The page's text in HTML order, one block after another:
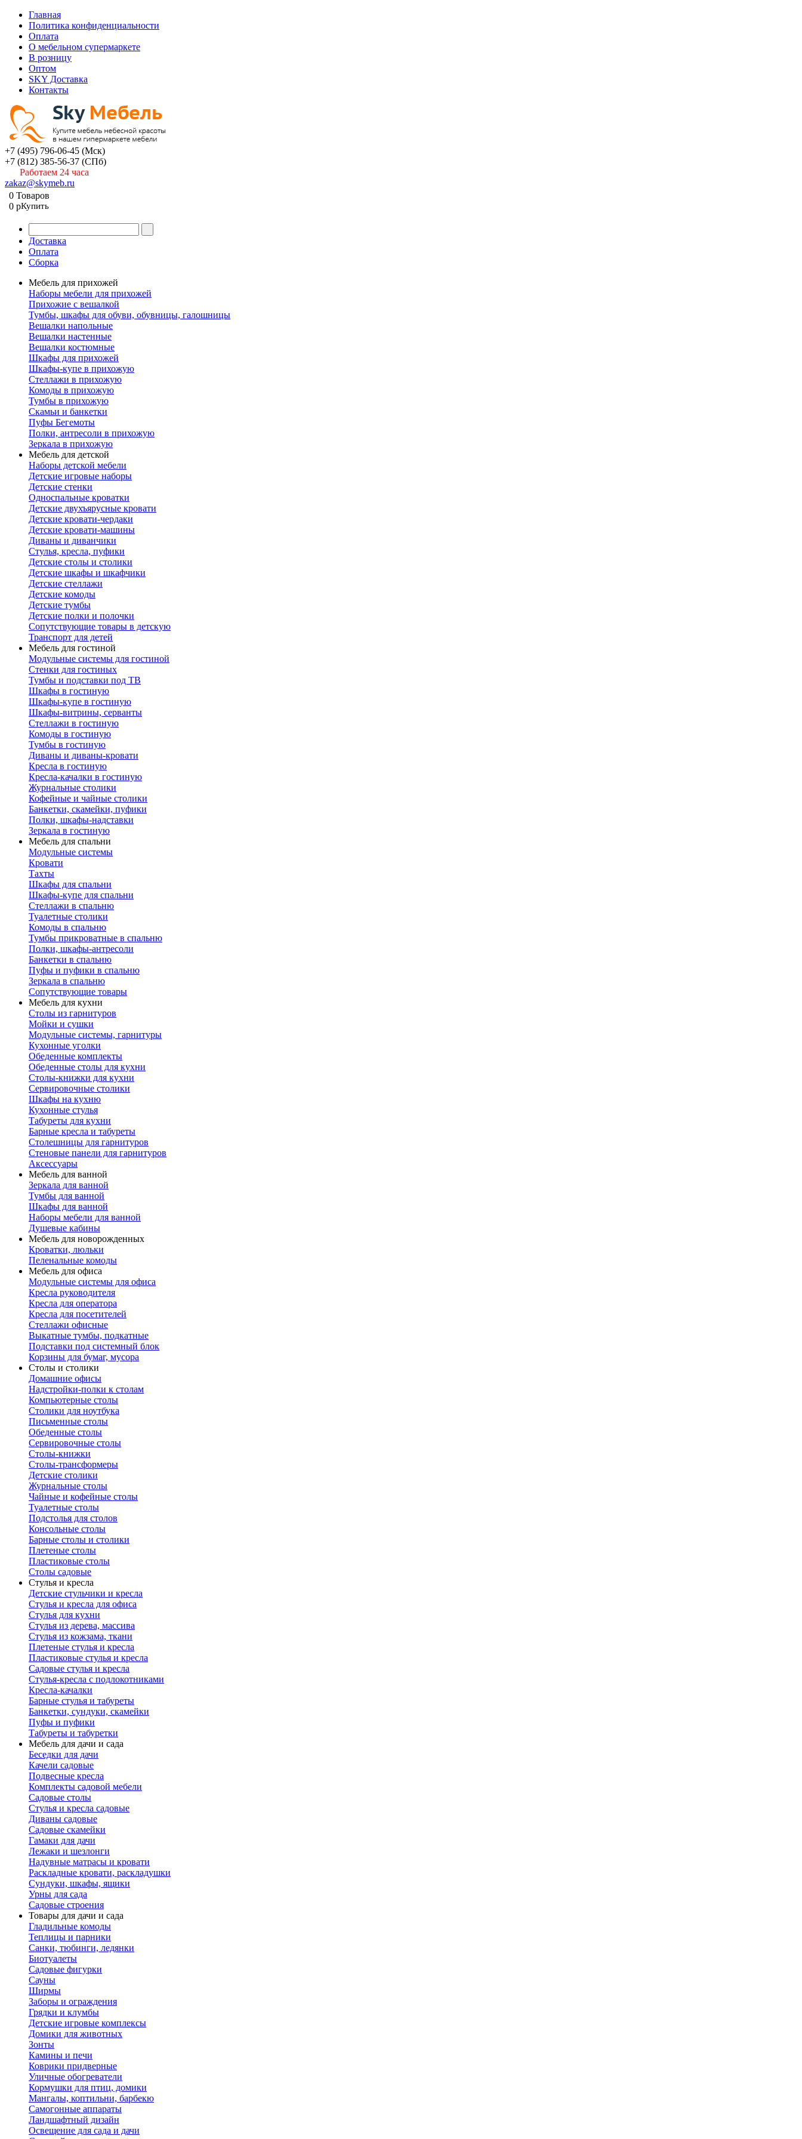
Главная
Политика конфиденциальности
Оплата
О мебельном супермаркете
В розницу
Оптом
SKY Доставка
Контакты
+7 (495) 796-06-45 (Мск)
+7 (812) 385-56-37 (СПб)
Работаем 24 часа
zakaz@skymeb.ru
0 Товаров
0 pКупить
Доставка
Оплата
Сборка
Мебель для прихожей
Наборы мебели для прихожей
Прихожие с вешалкой
Тумбы, шкафы для обуви, обувницы, галошницы
Вешалки напольные
Вешалки настенные
Вешалки костюмные
Шкафы для прихожей
Шкафы-купе в прихожую
Стеллажи в прихожую
Комоды в прихожую
Тумбы в прихожую
Скамьи и банкетки
Пуфы Бегемоты
Полки, антресоли в прихожую
Зеркала в прихожую
Мебель для детской
Наборы детской мебели
Детские игровые наборы
Детские стенки
Односпальные кроватки
Детские двухъярусные кровати
Детские кровати-чердаки
Детские кровати-машины
Диваны и диванчики
Стулья, кресла, пуфики
Детские столы и столики
Детские шкафы и шкафчики
Детские стеллажи
Детские комоды
Детские тумбы
Детские полки и полочки
Сопутствующие товары в детскую
Транспорт для детей
Мебель для гостиной
Модульные системы для гостиной
Стенки для гостиных
Тумбы и подставки под ТВ
Шкафы в гостиную
Шкафы-купе в гостиную
Шкафы-витрины, серванты
Стеллажи в гостиную
Комоды в гостиную
Тумбы в гостиную
Диваны и диваны-кровати
Кресла в гостиную
Кресла-качалки в гостиную
Журнальные столики
Кофейные и чайные столики
Банкетки, скамейки, пуфики
Полки, шкафы-надставки
Зеркала в гостиную
Мебель для спальни
Модульные системы
Кровати
Тахты
Шкафы для спальни
Шкафы-купе для спальни
Стеллажи в спальню
Туалетные столики
Комоды в спальню
Тумбы прикроватные в спальню
Полки, шкафы-антресоли
Банкетки в спальню
Пуфы и пуфики в спальню
Зеркала в спальню
Сопутствующие товары
Мебель для кухни
Столы из гарнитуров
Мойки и сушки
Модульные системы, гарнитуры
Кухонные уголки
Обеденные комплекты
Обеденные столы для кухни
Столы-книжки для кухни
Сервировочные столики
Шкафы на кухню
Кухонные стулья
Табуреты для кухни
Барные кресла и табуреты
Столешницы для гарнитуров
Стеновые панели для гарнитуров
Аксессуары
Мебель для ванной
Зеркала для ванной
Тумбы для ванной
Шкафы для ванной
Наборы мебели для ванной
Душевые кабины
Мебель для новорожденных
Кроватки, люльки
Пеленальные комоды
Мебель для офиса
Модульные системы для офиса
Кресла руководителя
Кресла для оператора
Кресла для посетителей
Стеллажи офисные
Выкатные тумбы, подкатные
Подставки под системный блок
Корзины для бумаг, мусора
Столы и столики
Домашние офисы
Надстройки-полки к столам
Компьютерные столы
Столики для ноутбука
Письменные столы
Обеденные столы
Сервировочные столы
Столы-книжки
Столы-трансформеры
Детские столики
Журнальные столы
Чайные и кофейные столы
Туалетные столы
Подстолья для столов
Консольные столы
Барные столы и столики
Плетеные столы
Пластиковые столы
Столы садовые
Стулья и кресла
Детские стульчики и кресла
Стулья и кресла для офиса
Стулья для кухни
Стулья из дерева, массива
Стулья из кожзама, ткани
Плетеные стулья и кресла
Пластиковые стулья и кресла
Садовые стулья и кресла
Стулья-кресла с подлокотниками
Кресла-качалки
Барные стулья и табуреты
Банкетки, сундуки, скамейки
Пуфы и пуфики
Табуреты и табуретки
Мебель для дачи и сада
Беседки для дачи
Качели садовые
Подвесные кресла
Комплекты садовой мебели
Садовые столы
Стулья и кресла садовые
Диваны садовые
Садовые скамейки
Гамаки для дачи
Лежаки и шезлонги
Надувные матрасы и кровати
Раскладные кровати, раскладушки
Сундуки, шкафы, ящики
Урны для сада
Садовые строения
Товары для дачи и сада
Гладильные комоды
Теплицы и парники
Санки, тюбинги, ледянки
Биотуалеты
Садовые фигурки
Сауны
Ширмы
Заборы и ограждения
Грядки и клумбы
Детские игровые комплексы
Домики для животных
Зонты
Камины и печи
Коврики придверные
Уличные обогреватели
Кормушки для птиц, домики
Мангалы, коптильни, барбекю
Самогонные аппараты
Ландшафтный дизайн
Освещение для сада и дачи